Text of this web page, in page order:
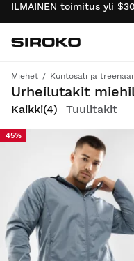
ILMAINEN toimitus yli
Palaa
Miehet Kuntosali ja
Urheilutakit
Kevyet, kestävät ja hengittävät takit, jotka sopivat treenaamiseen, juoksemiseen tai aktiiviseen elämäntyyliin.
Kaikki(4) Tuulitakit
45%